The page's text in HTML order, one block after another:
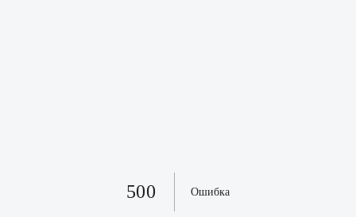
500 Ошибка